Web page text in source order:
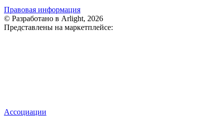
Правовая информация
© Разработано в Arlight, 2026
Представлены на маркетплейсе:
Ассоциации